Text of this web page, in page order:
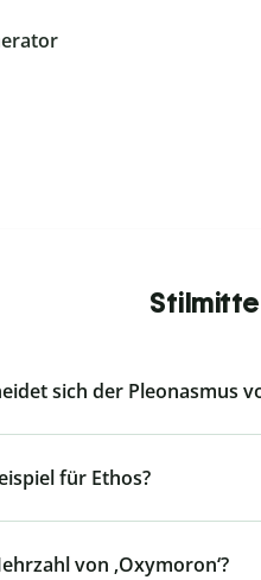
sich der Pleonasmus
für Ethos?
von ‚Oxymoron‘?